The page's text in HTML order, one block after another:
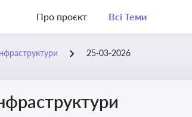
Про проєкт Всі Теми
25-03-2026